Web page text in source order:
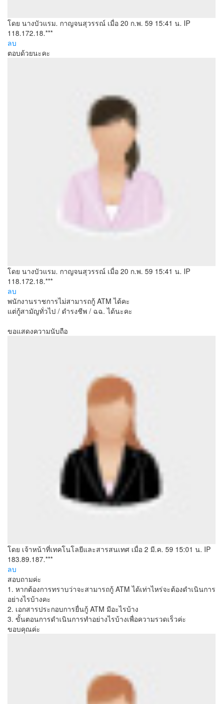
โดย นางบัวแรม. กาญจนสุวรรณ์ เมื่อ 20 ก.พ. 59 15:41 น. IP
118.172.18.***
ลบ
ตอบด้วยนะคะ
โดย นางบัวแรม. กาญจนสุวรรณ์ เมื่อ 20 ก.พ. 59 15:41 น. IP
118.172.18.***
ลบ
พนักงานราชการไม่สามารถกู้ ATM ได้คะ
แต่กู้สามัญทั่วไป / ดำรงชีพ / ฉฉ. ได้นะคะ
ขอแสดงความนับถือ
โดย เจ้าหน้าที่เทคโนโลยีและสารสนเทศ เมื่อ 2 มี.ค. 59 15:01 น. IP
183.89.187.***
ลบ
สอบถามค่ะ
1. หากต้องการทราบว่าจะสามารถกู้ ATM ได้เท่าไหร่จะต้องดำเนินการ
อย่างไรบ้างคะ
2. เอกสารประกอบการยื่นกู้ ATM มีอะไรบ้าง
3. ขั้นตอนการดำเนินการทำอย่างไรบ้างเพื่อความรวดเร็วค่ะ
ขอบคุณค่ะ